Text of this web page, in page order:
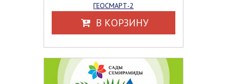
ГЕОСМАРТ-2
В КОРЗИНУ